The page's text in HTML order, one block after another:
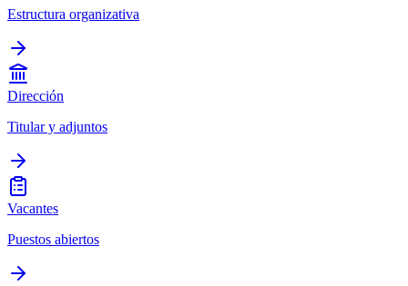
Estructura organizativa
Dirección
Titular y adjuntos
Vacantes
Puestos abiertos